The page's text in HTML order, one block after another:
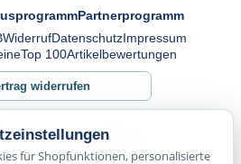
Partnerprogramm
WiderrufDatenschutzImpressum
Top 100Artikelbewertungen
widerrufen
für Shopfunktionen, personalisierte